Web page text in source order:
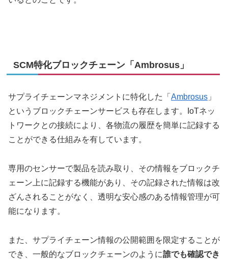
SCM特化ブロックチェーン「Ambrosus」
サプライチェーンマネジメントに特化した「 Ambrosus 」
というブロックチェーンサービスも存在します。IoTネッ
トワークとの接続により、各物流の履歴を簡単に記録する
ことができる仕組みを有しています。
専用のセンサーで製品を読み取り、その情報をブロックチ
ェーン上に記録する機能があり、その記録された情報は改
ざんされることがなく、透明な安心感のある情報管理が可
能になります。
また、サプライチェーン情報の公開範囲を限定することが
でき、一般的なブロックチェーンのように誰でも確認でき